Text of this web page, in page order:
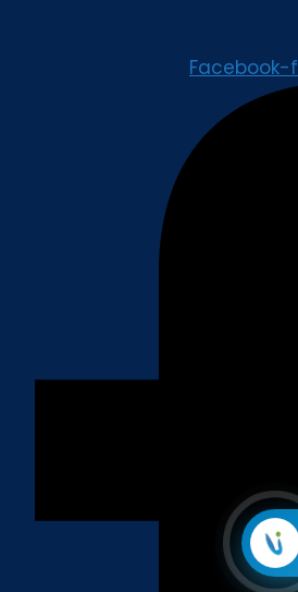
Facebook-f